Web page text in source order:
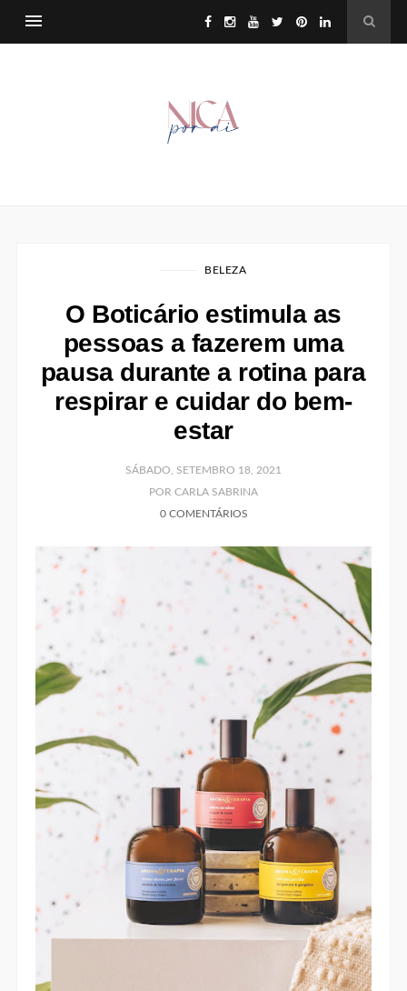
BELEZA
O Boticário estimula as
pessoas a fazerem uma
pausa durante a rotina para
respirar e cuidar do bem-
estar
SÁBADO, SETEMBRO 18, 2021
POR CARLA SABRINA
0 COMENTÁRIOS